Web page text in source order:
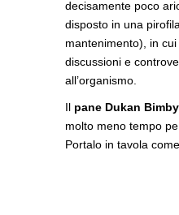
decisamente poco
disposto in una
mantenimento), in
discussioni e
all’organismo.
Il pane Dukan Bimby
molto meno tempo
Portalo in tavola